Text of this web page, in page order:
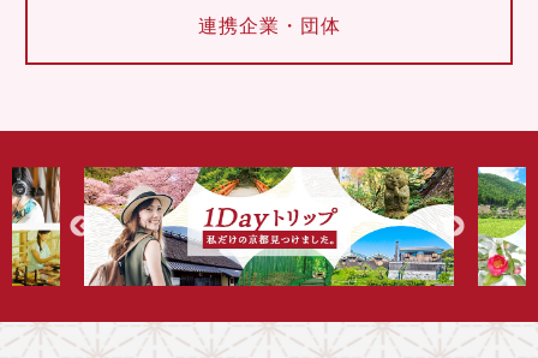
連携企業・団体